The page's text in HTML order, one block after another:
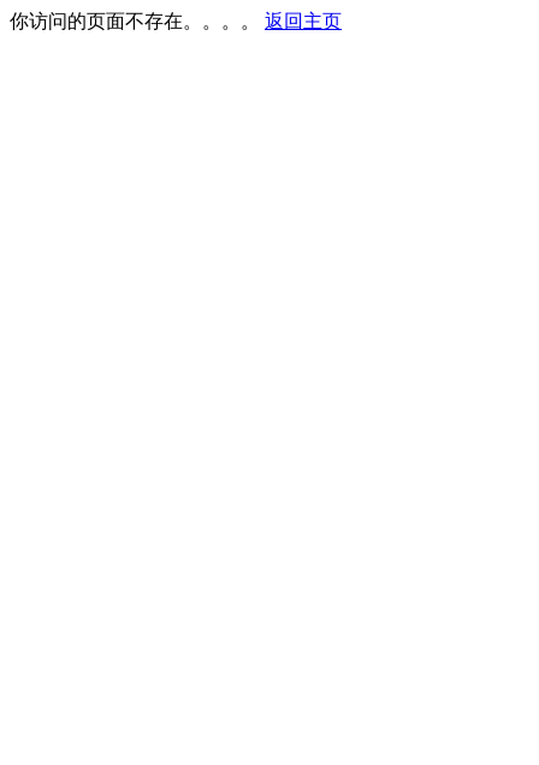
你访问的页面不存在。。。。 返回主页